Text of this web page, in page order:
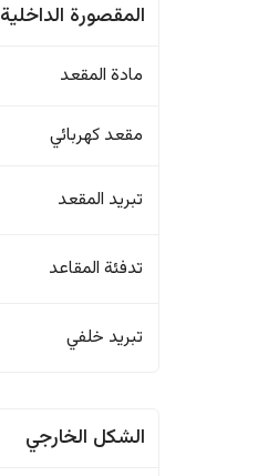
المقصورة الداخلية
مادة المقعد
مقعد كهربائي
تبريد المقعد
تدفئة المقاعد
تبريد خلفي
الشكل الخارجي